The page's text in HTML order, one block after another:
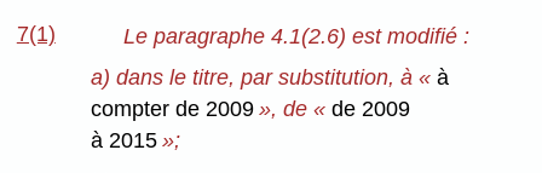
7(1)
Le paragraphe 4.1(2.6) est modifié :
a) dans le titre, par substitution, à «à
compter de 2009 », de «de 2009
à 2015 »;